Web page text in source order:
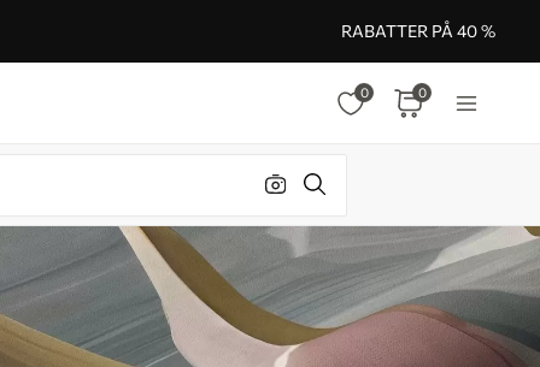
RABATTER PÅ 40 %
0 0